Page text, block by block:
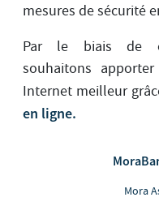
mesures de sécurité
Par le biais de
souhaitons
Internet meilleur
en ligne.
Mora